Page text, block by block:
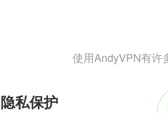
使用AndyVPN有许
隐私保护